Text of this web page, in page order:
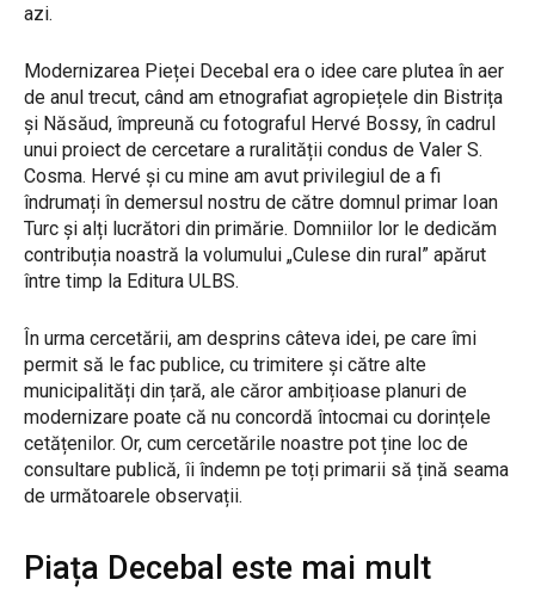
azi.
Modernizarea Pieței Decebal era o idee care plutea în aer
de anul trecut, când am etnografiat agropiețele din Bistrița
și Năsăud, împreună cu fotograful Hervé Bossy, în cadrul
unui proiect de cercetare a ruralității condus de Valer S.
Cosma. Hervé și cu mine am avut privilegiul de a fi
îndrumați în demersul nostru de către domnul primar Ioan
Turc și alți lucrători din primărie. Domniilor lor le dedicăm
contribuția noastră la volumului „Culese din rural” apărut
între timp la Editura ULBS.
În urma cercetării, am desprins câteva idei, pe care îmi
permit să le fac publice, cu trimitere și către alte
municipalități din țară, ale căror ambițioase planuri de
modernizare poate că nu concordă întocmai cu dorințele
cetățenilor. Or, cum cercetările noastre pot ține loc de
consultare publică, îi îndemn pe toți primarii să țină seama
de următoarele observații.
Piața Decebal este mai mult